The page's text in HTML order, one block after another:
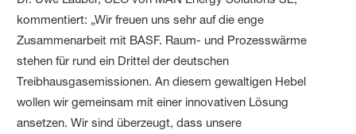
kommentiert: „Wir freuen uns sehr auf die enge
Zusammenarbeit mit BASF. Raum- und Prozesswärme
stehen für rund ein Drittel der deutschen
Treibhausgasemissionen. An diesem gewaltigen Hebel
wollen wir gemeinsam mit einer innovativen Lösung
ansetzen. Wir sind überzeugt, dass unsere